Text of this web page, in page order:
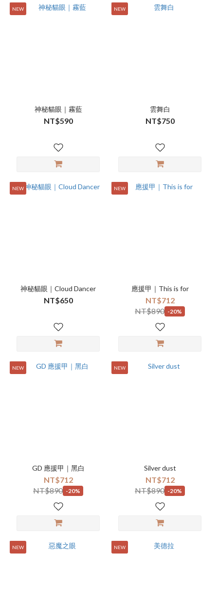
NEW
神秘貓眼｜霧藍
NT$590
NEW
雲舞白
NT$750
NEW
神秘貓眼｜Cloud Dancer
NT$650
NEW
應援甲｜This is for
NT$712
NT$890 -20%
NEW
GD 應援甲｜黑白
NT$712
NT$890 -20%
NEW
Silver dust
NT$712
NT$890 -20%
NEW NEW